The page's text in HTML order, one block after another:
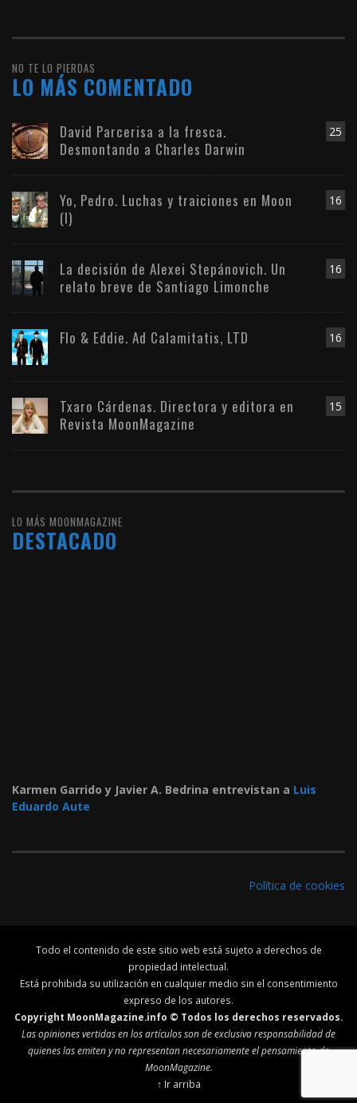
NO TE LO PIERDAS
LO MÁS COMENTADO
25
David Parcerisa a la fresca.
Desmontando a Charles Darwin
16
Yo, Pedro. Luchas y traiciones en Moon
(I)
16
La decisión de Alexei Stepánovich. Un
relato breve de Santiago Limonche
16
Flo & Eddie. Ad Calamitatis, LTD
15
Txaro Cárdenas. Directora y editora en
Revista MoonMagazine
LO MÁS MOONMAGAZINE
DESTACADO
Karmen Garrido y Javier A. Bedrina entrevistan a Luis
Eduardo Aute
Política de cookies
Todo el contenido de este sitio web está sujeto a derechos de
propiedad intelectual.
Está prohibida su utilización en cualquier medio sin el consentimiento
expreso de los autores.
Copyright MoonMagazine.info © Todos los derechos reservados.
Las opiniones vertidas en los artículos son de exclusiva responsabilidad de
quienes las emiten y no representan necesariamente el pensamiento de
MoonMagazine.
↑ Ir arriba